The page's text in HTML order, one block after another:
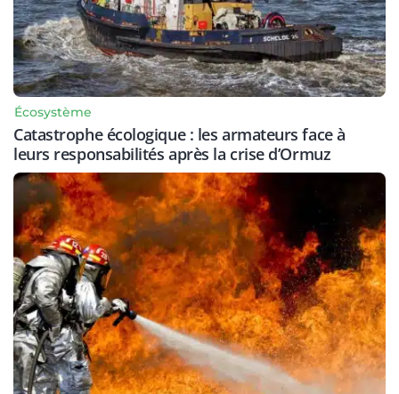
Écosystème
Catastrophe écologique : les armateurs face à
leurs responsabilités après la crise d’Ormuz